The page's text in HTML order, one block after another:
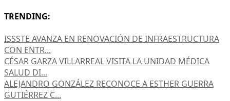
TRENDING:
ISSSTE AVANZA EN RENOVACIÓN DE INFRAESTRUCTURA
CON ENTR...
CÉSAR GARZA VILLARREAL VISITA LA UNIDAD MÉDICA
SALUD DI...
ALEJANDRO GONZÁLEZ RECONOCE A ESTHER GUERRA
GUTIÉRREZ C...